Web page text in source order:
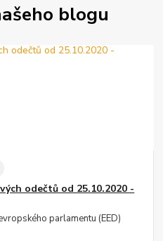
blogu
odečtů od 25.10.2020 -
parlamentu (EED)